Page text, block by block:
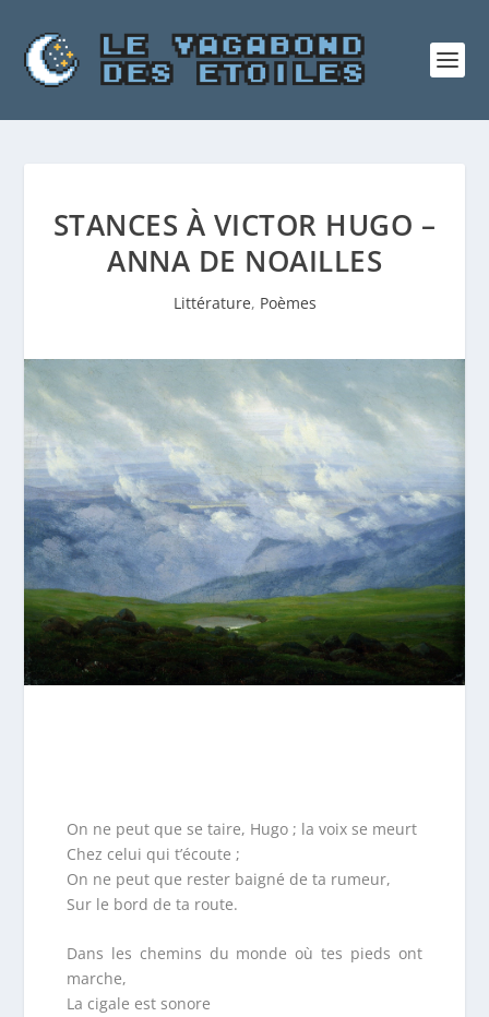
STANCES À VICTOR HUGO –
ANNA DE NOAILLES
Littérature, Poèmes
On ne peut que se taire, Hugo ; la voix se meurt
Chez celui qui t’écoute ;
On ne peut que rester baigné de ta rumeur,
Sur le bord de ta route.
Dans les chemins du monde où tes pieds ont
marche,
La cigale est sonore